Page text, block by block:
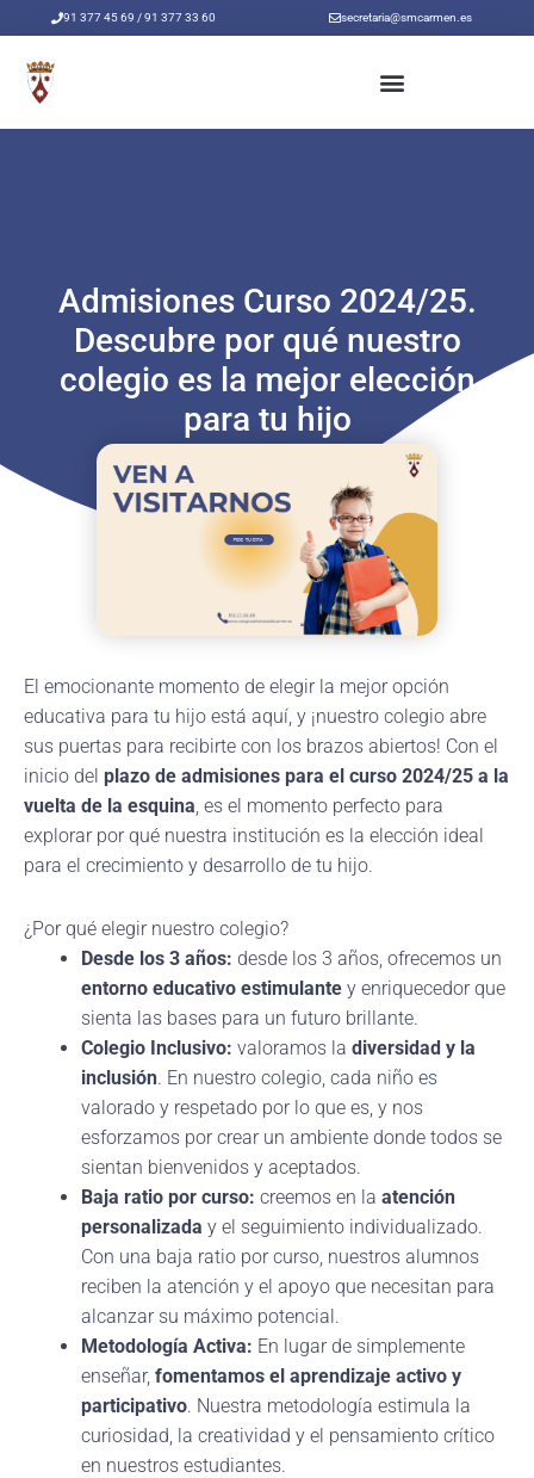
al
contenido
91 377 45 69 / 91 377 33 60 secretaria@smcarmen.es
Admisiones Curso 2024/25.
Descubre por qué nuestro
colegio es la mejor elección
para tu hijo
El emocionante momento de elegir la mejor opción
educativa para tu hijo está aquí, y ¡nuestro colegio abre
sus puertas para recibirte con los brazos abiertos! Con el
inicio del plazo de admisiones para el curso 2024/25 a la
vuelta de la esquina , es el momento perfecto para
explorar por qué nuestra institución es la elección ideal
para el crecimiento y desarrollo de tu hijo.
¿Por qué elegir nuestro colegio?
Desde los 3 años: desde los 3 años, ofrecemos un
entorno educativo estimulante y enriquecedor que
sienta las bases para un futuro brillante.
Colegio Inclusivo: valoramos la diversidad y la
inclusión. En nuestro colegio, cada niño es
valorado y respetado por lo que es, y nos
esforzamos por crear un ambiente donde todos se
sientan bienvenidos y aceptados.
Baja ratio por curso: creemos en la atención
personalizada y el seguimiento individualizado.
Con una baja ratio por curso, nuestros alumnos
reciben la atención y el apoyo que necesitan para
alcanzar su máximo potencial.
Metodología Activa: En lugar de simplemente
enseñar, fomentamos el aprendizaje activo y
participativo. Nuestra metodología estimula la
curiosidad, la creatividad y el pensamiento crítico
en nuestros estudiantes.